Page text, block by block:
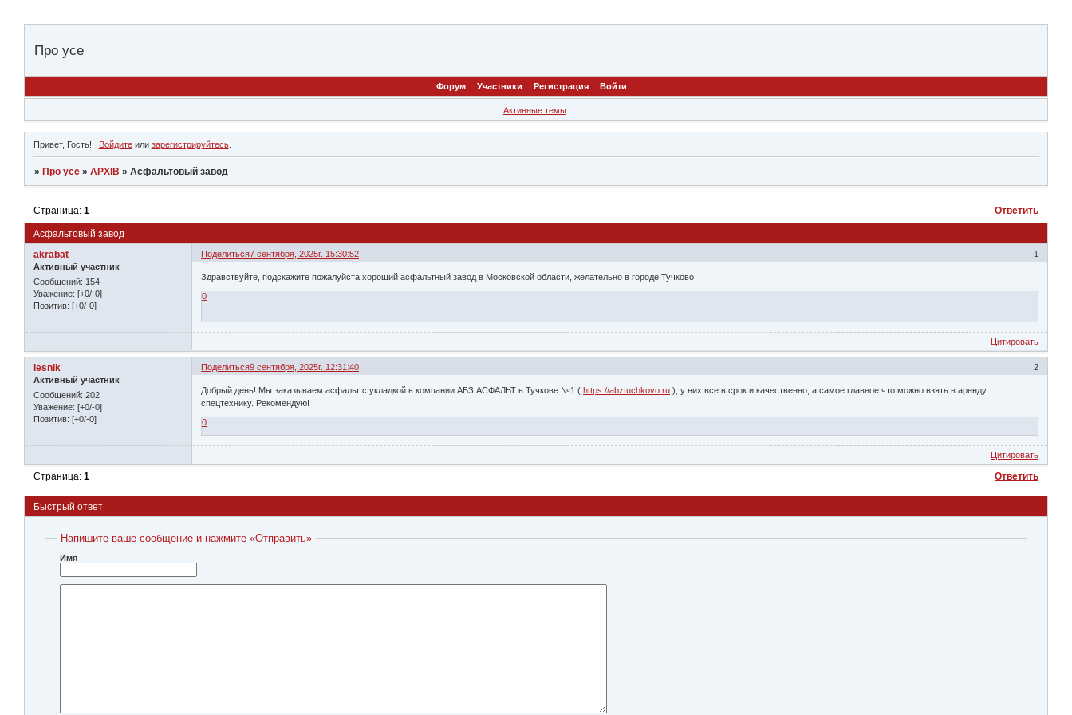
Про усе
Форум Участники Регистрация Войти
Активные темы
Привет, Гость! Войдитеили зарегистрируйтесь.
» Про усе »АРХІВ »Асфальтовый завод
Асфальтовый завод
Страница:1 Ответить
Поделиться 1
7 сентября, 2025г. 15:30:52
akrabat
Активный участник
Сообщений: 154
Уважение: [+0/-0]
Позитив: [+0/-0]
Здравствуйте, подскажите пожалуйста хороший асфальтный завод в Московской области, желательно в городе Тучково
0
Цитировать
Поделиться 2
9 сентября, 2025г. 12:31:40
lesnik
Активный участник
Сообщений: 202
Уважение: [+0/-0]
Позитив: [+0/-0]
Добрый день! Мы заказываем асфальт с укладкой в компании АБЗ АСФАЛЬТ в Тучкове №1 ( https://abztuchkovo.ru ), у них все в срок и качественно, а самое главное что можно взять в аренду
спецтехнику. Рекомендую!
0
Цитировать
Ответить
Страница:1
Быстрый ответ
Напишите ваше сообщение и нажмите «Отправить»
Имя